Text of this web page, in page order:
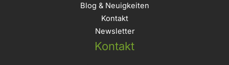
Blog & Neuigkeiten
Kontakt
Newsletter
Kontakt